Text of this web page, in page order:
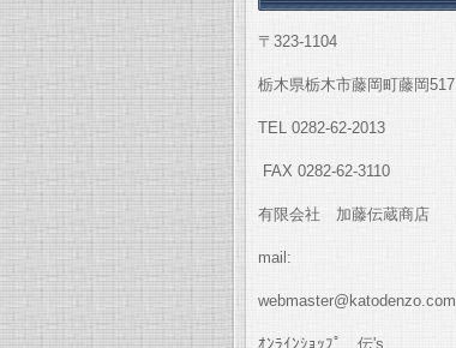
〒323-1104
栃木県栃木市藤岡町藤岡517
TEL 0282-62-2013
FAX 0282-62-3110
有限会社 加藤伝蔵商店
mail:
webmaster@katodenzo.com
ｵﾝﾗｲﾝｼｮｯﾌﾟ 伝's